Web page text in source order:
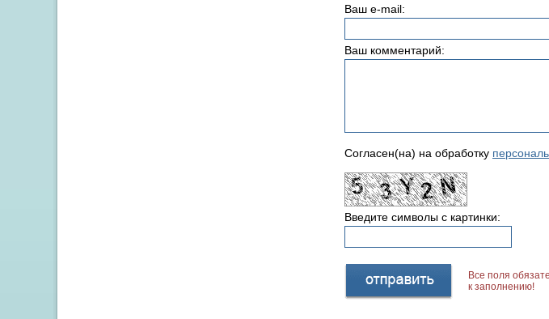
Ваш e-mail:
Ваш комментарий:
Согласен(на) на обработку
Введите символы с картинки:
Все поля
к заполнению!